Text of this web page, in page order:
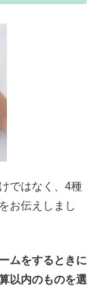
ではなく、4種
お伝えしまし
ムをするときに
以内のものを選